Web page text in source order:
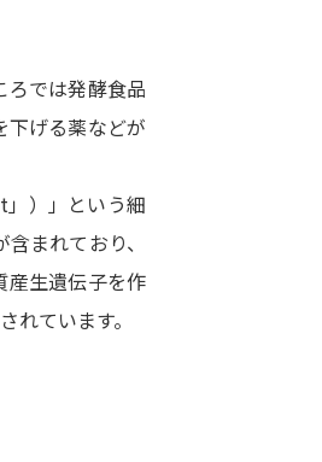
で学べる内容や特徴を調べる
大学・学部・学科特集
３択
新学年スタート号特集ページ
スタート号特集ページ（高2生用）
特集ページ
実施プログラム
ろでは発酵食品
下げる薬などが
）」という細
まれており、
産生遺伝子を作
ています。